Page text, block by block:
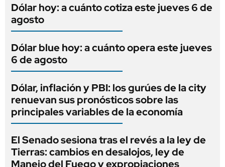
Dólar hoy: a cuánto cotiza este jueves 6 de
agosto
Dólar blue hoy: a cuánto opera este jueves
6 de agosto
Dólar, inflación y PBI: los gurúes de la city
renuevan sus pronósticos sobre las
principales variables de la economía
El Senado sesiona tras el revés a la ley de
Tierras: cambios en desalojos, ley de
Manejo del Fuego y expropiaciones